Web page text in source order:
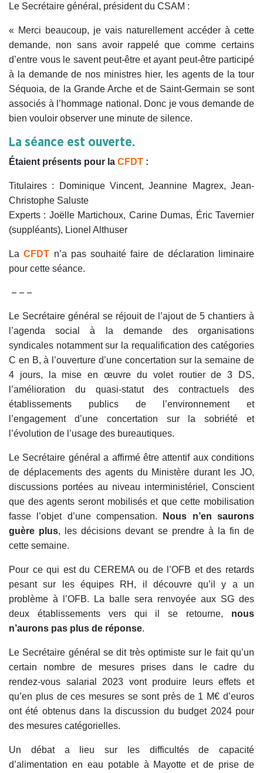
Le Secrétaire général, président du CSAM :
« Merci beaucoup, je vais naturellement accéder à cette
demande, non sans avoir rappelé que comme certains
d’entre vous le savent peut-être et ayant peut-être participé
à la demande de nos ministres hier, les agents de la tour
Séquoia, de la Grande Arche et de Saint-Germain se sont
associés à l’hommage national. Donc je vous demande de
bien vouloir observer une minute de silence.
La séance est ouverte.
Étaient présents pour la CFDT :
Titulaires : Dominique Vincent, Jeannine Magrex, Jean-
Christophe Saluste
Experts : Joëlle Martichoux, Carine Dumas, Éric Tavernier
(suppléants), Lionel Althuser
LaCFDT n’a pas souhaité faire de déclaration liminaire
pour cette séance.
– – –
Le Secrétaire général se réjouit de l’ajout de 5 chantiers à
l’agenda social à la demande des organisations
syndicales notamment sur la requalification des catégories
C en B, à l’ouverture d’une concertation sur la semaine de
4 jours, la mise en œuvre du volet routier de 3 DS,
l’amélioration du quasi-statut des contractuels des
établissements publics de l’environnement et
l’engagement d’une concertation sur la sobriété et
l’évolution de l’usage des bureautiques.
Le Secrétaire général a affirmé être attentif aux conditions
de déplacements des agents du Ministère durant les JO,
discussions portées au niveau interministériel, Conscient
que des agents seront mobilisés et que cette mobilisation
fasse l’objet d’une compensation.
Nous n’en saurons
guère plus, les décisions devant se prendre à la fin de
cette semaine.
Pour ce qui est du CEREMA ou de l’OFB et des retards
pesant sur les équipes RH, il découvre qu’il y a un
problème à l’OFB. La balle sera renvoyée aux SG des
deux établissements vers qui il se retourne, nous
n’aurons pas plus de réponse.
Le Secrétaire général se dit très optimiste sur le fait qu’un
certain nombre de mesures prises dans le cadre du
rendez-vous salarial 2023 vont produire leurs effets et
qu’en plus de ces mesures se sont près de 1 M€ d’euros
ont été obtenus dans la discussion du budget 2024 pour
des mesures catégorielles.
Un débat a lieu sur les difficultés de capacité
d’alimentation en eau potable à Mayotte et de prise de